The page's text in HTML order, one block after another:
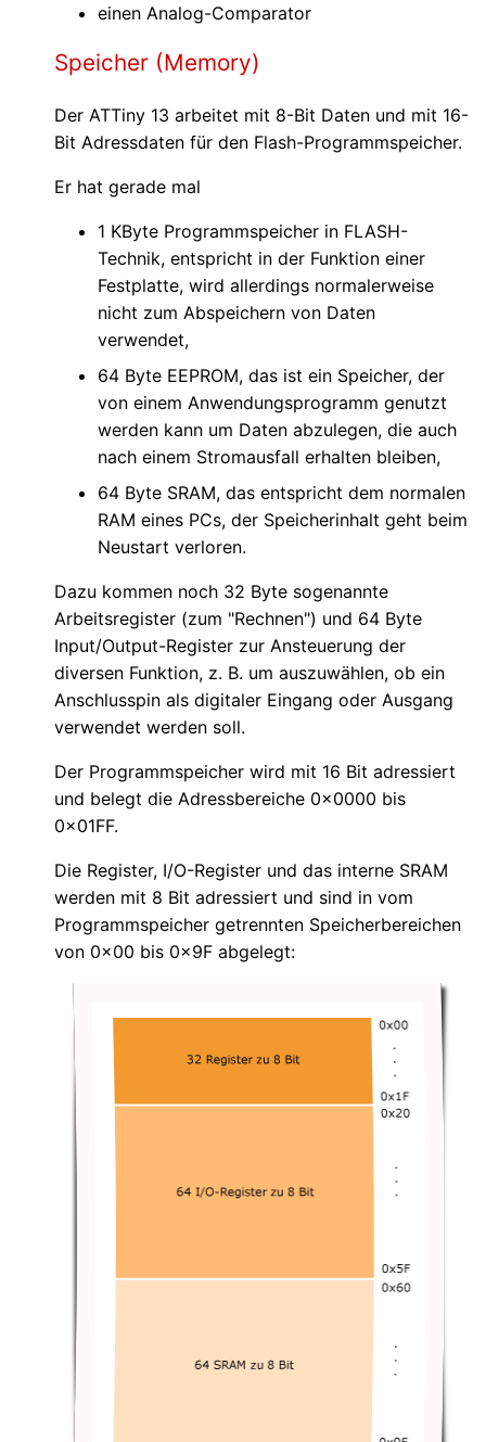
einen Analog-Comparator
Speicher (Memory)
Der ATTiny 13 arbeitet mit 8-Bit Daten und mit 16-
Bit Adressdaten für den Flash-Programmspeicher.
Er hat gerade mal
1 KByte Programmspeicher in FLASH-
Technik, entspricht in der Funktion einer
Festplatte, wird allerdings normalerweise
nicht zum Abspeichern von Daten
verwendet,
64 Byte EEPROM, das ist ein Speicher, der
von einem Anwendungsprogramm genutzt
werden kann um Daten abzulegen, die auch
nach einem Stromausfall erhalten bleiben,
64 Byte SRAM, das entspricht dem normalen
RAM eines PCs, der Speicherinhalt geht beim
Neustart verloren.
Dazu kommen noch 32 Byte sogenannte
Arbeitsregister (zum "Rechnen") und 64 Byte
Input/Output-Register zur Ansteuerung der
diversen Funktion, z. B. um auszuwählen, ob ein
Anschlusspin als digitaler Eingang oder Ausgang
verwendet werden soll.
Der Programmspeicher wird mit 16 Bit adressiert
und belegt die Adressbereiche 0x0000 bis
0x01FF.
Die Register, I/O-Register und das interne SRAM
werden mit 8 Bit adressiert und sind in vom
Programmspeicher getrennten Speicherbereichen
von 0x00 bis 0x9F abgelegt: